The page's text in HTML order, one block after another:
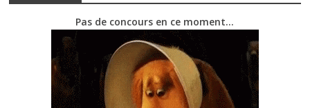
Pas de concours en ce moment…